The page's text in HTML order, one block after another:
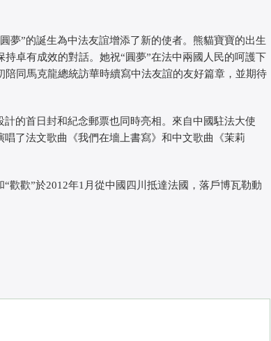
”的誕生為中法友誼增添了新的使者。熊貓寶寶的出生
卓有成效的對話。她祝“圓夢”在法中兩國人民的呵護下
同馬克龍總統訪華時續寫中法友誼的友好篇章，並期待
的首日封和紀念郵票也同時亮相。來自中國駐法大使
了法文歌曲《我們在墻上書寫》和中文歌曲《茉莉
歡”於2012年1月從中國四川抵達法國，落戶博瓦勒動